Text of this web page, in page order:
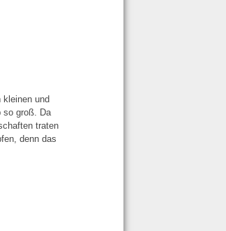
und
so groß. Da
traten
denn das